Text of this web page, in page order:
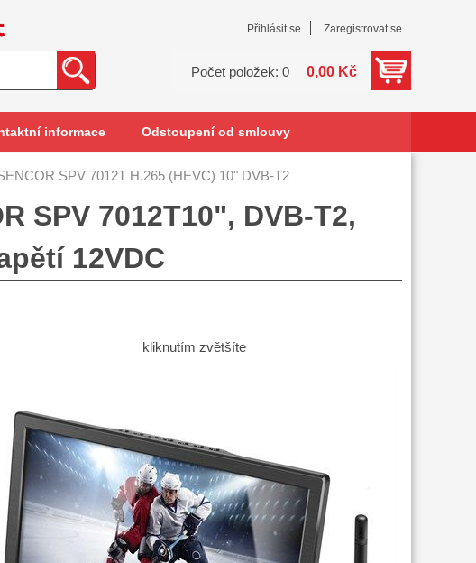
Přihlásit se Zaregistrovat se
Počet položek: 0 0,00 Kč
informace Odstoupení od smlouvy
SPV 7012T H.265 (HEVC) 10" DVB-T2
SPV 7012T10", DVB-T2,
12VDC
kliknutím zvětšíte